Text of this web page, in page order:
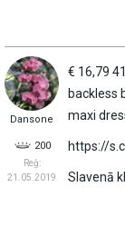
Dansone
200
Reģ:
21.05.2019
€ 16,79
backless
maxi
https://
Slavenā